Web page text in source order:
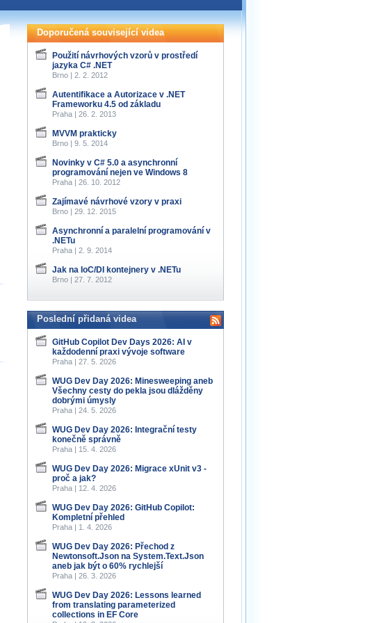
Doporučená související videa
Použití návrhových vzorů v prostředí
jazyka C# .NET
Brno | 2. 2. 2012
Autentifikace a Autorizace v .NET
Frameworku 4.5 od základu
Praha | 26. 2. 2013
MVVM prakticky
Brno | 9. 5. 2014
Novinky v C# 5.0 a asynchronní
programování nejen ve Windows 8
Praha | 26. 10. 2012
Zajímavé návrhové vzory v praxi
Brno | 29. 12. 2015
Asynchronní a paralelní programování v
.NETu
Praha | 2. 9. 2014
Jak na IoC/DI kontejnery v .NETu
Brno | 27. 7. 2012
Poslední přidaná videa
GitHub Copilot Dev Days 2026: AI v
každodenní praxi vývoje software
Praha | 27. 5. 2026
WUG Dev Day 2026: Minesweeping aneb
Všechny cesty do pekla jsou dlážděny
dobrými úmysly
Praha | 24. 5. 2026
WUG Dev Day 2026: Integrační testy
konečně správně
Praha | 15. 4. 2026
WUG Dev Day 2026: Migrace xUnit v3 -
proč a jak?
Praha | 12. 4. 2026
WUG Dev Day 2026: GitHub Copilot:
Kompletní přehled
Praha | 1. 4. 2026
WUG Dev Day 2026: Přechod z
Newtonsoft.Json na System.Text.Json
aneb jak být o 60% rychlejší
Praha | 26. 3. 2026
WUG Dev Day 2026: Lessons learned
from translating parameterized
collections in EF Core